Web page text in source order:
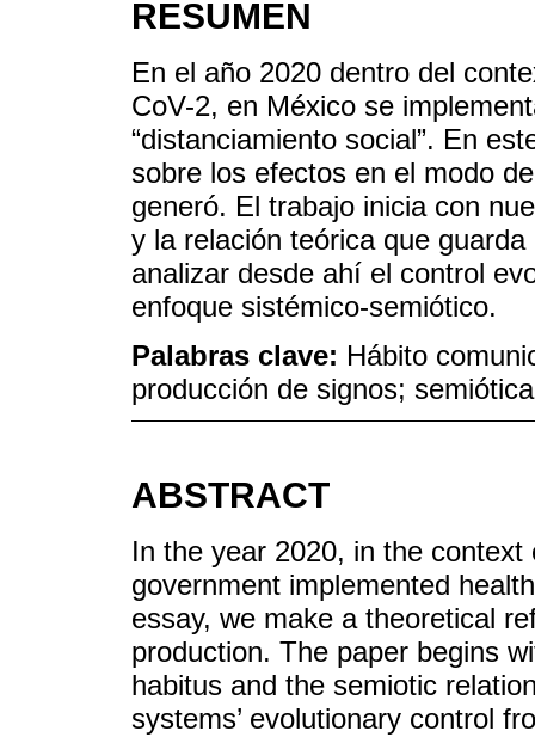
RESUMEN
En el año 2020 dentro del
CoV-2, en México se
“distanciamiento social”. En
sobre los efectos en el modo
generó. El trabajo inicia con
y la relación teórica que
analizar desde ahí el control
enfoque sistémico-semiótico.
Palabras clave: Hábito
producción de signos; semiótica
ABSTRACT
In the year 2020, in the context
government implemented
essay, we make a theoretical
production. The paper begins
habitus and the semiotic
systems’ evolutionary control